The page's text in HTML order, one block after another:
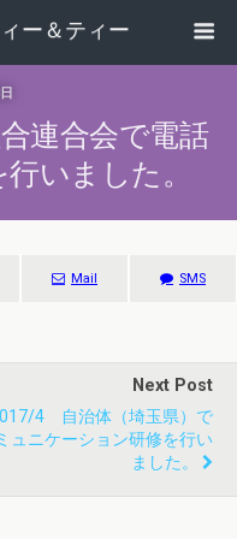
ー＆ティー
連合会で電話
いました。
Mail SMS
Next Post
4 自治体（埼玉県）で
ュニケーション研修を行い
ました。